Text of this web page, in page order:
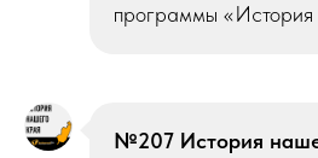
программы «История
№207 История